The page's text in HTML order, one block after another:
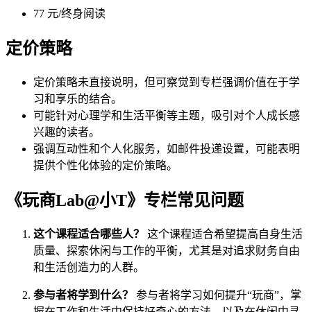
77 元/终身阅读
定价策略
定价策略未直接说明，但可察觉到专栏强调价值在于学
习和享乐的结合。
可能针对心理学和生活平衡等主题，吸引对个人成长感
兴趣的读者。
强调互动性和个人化服务，如邮件投递设置，可能表明
提供个性化体验的定价策略。
《玩商Lab@小T》专栏常见问题
这个课程适合哪些人？
这个课程适合希望提高自身生活
质量、探索休闲与工作的平衡，尤其是对追求财务自由
和生活创造力的人群。
参与者将学到什么？
参与者将学习如何提升“玩商”，掌